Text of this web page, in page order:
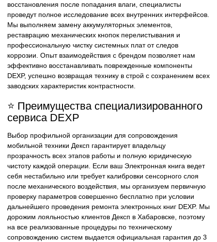
восстановления после попадания влаги, специалисты
проведут полное исследование всех внутренних интерфейсов.
Мы выполняем замену аккумуляторных элементов,
реставрацию механических кнопок перелистывания и
профессиональную чистку системных плат от следов
коррозии. Опыт взаимодействия с брендом позволяет нам
эффективно восстанавливать поврежденные компоненты
DEXP, успешно возвращая технику в строй с сохранением всех
заводских характеристик контрастности.
⭐ Преимущества специализированного
сервиса DEXP
Выбор профильной организации для сопровождения
мобильной техники Дексп гарантирует владельцу
прозрачность всех этапов работы и полную юридическую
чистоту каждой операции. Если ваш Электронная книга ведет
себя нестабильно или требует калибровки сенсорного слоя
после механического воздействия, мы организуем первичную
проверку параметров совершенно бесплатно при условии
дальнейшего проведения ремонта электронных книг DEXP. Мы
дорожим лояльностью клиентов Дексп в Хабаровске, поэтому
на все реализованные процедуры по техническому
сопровождению систем выдается официальная гарантия до 3